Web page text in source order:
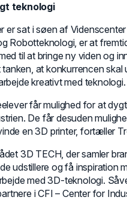
teknologi
er sat i søen af
Robotteknologi, er at
til at bringe ny viden og
at konkurrencen
kreativt med teknologi.
får mulighed for at
De får desuden
en 3D printer, fortæller
3D TECH, der samler
udstillere og få inspiration
med 3D-teknologi.
i CFI – Center for